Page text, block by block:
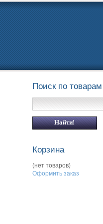
Поиск по товарам
Корзина
(нет товаров)
Оформить заказ